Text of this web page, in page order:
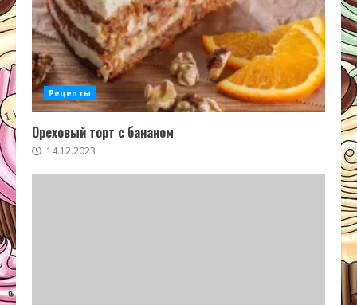
Рецепты
Ореховый торт с бананом
14.12.2023